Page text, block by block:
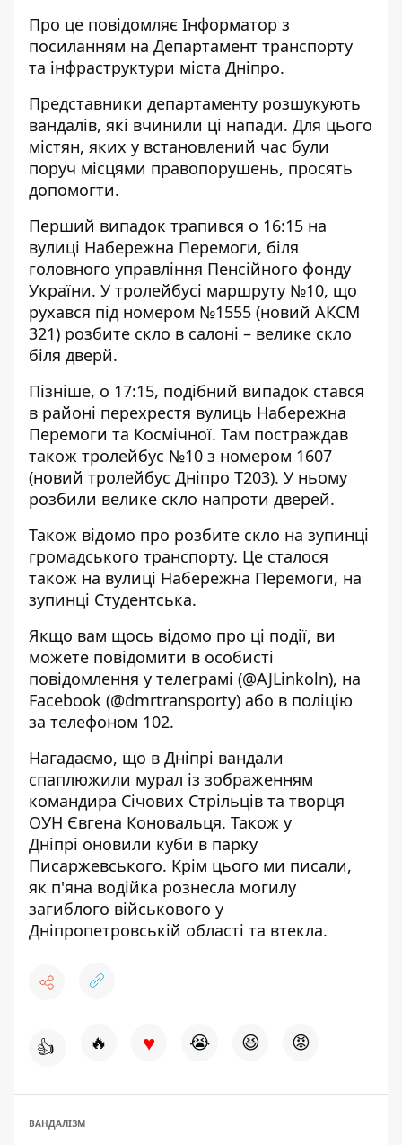
Про це повідомляє Інформатор з
посиланням на Департамент транспорту
та інфраструктури міста Дніпро.
Представники департаменту розшукують
вандалів, які вчинили ці напади. Для цього
містян, яких у встановлений час були
поруч місцями правопорушень, просять
допомогти.
Перший випадок трапився о 16:15 на
вулиці Набережна Перемоги, біля
головного управління Пенсійного фонду
України. У тролейбусі маршруту №10, що
рухався під номером №1555 (новий АКСМ
321) розбите скло в салоні – велике скло
біля дверй.
Пізніше, о 17:15, подібний випадок стався
в районі перехрестя вулиць Набережна
Перемоги та Космічної. Там постраждав
також тролейбус №10 з номером 1607
(новий тролейбус Дніпро Т203). У ньому
розбили велике скло напроти дверей.
Також відомо про розбите скло на зупинці
громадського транспорту. Це сталося
також на вулиці Набережна Перемоги, на
зупинці Студентська.
Якщо вам щось відомо про ці події, ви
можете повідомити в особисті
повідомлення у телеграмі (@AJLinkoln), на
Facebook (@dmrtransporty) або в поліцію
за телефоном 102.
Нагадаємо, що в Дніпрі вандали
спаплюжили мурал із зображенням
командира Січових Стрільців та творця
ОУН Євгена Коновальця. Також у
Дніпрі оновили куби в парку
Писаржевського. Крім цього ми писали,
як п'яна водійка рознесла могилу
загиблого військового у
Дніпропетровській області та втекла.
👍 🔥 ♥ 😭 😆 😡
ВАНДАЛІЗМ